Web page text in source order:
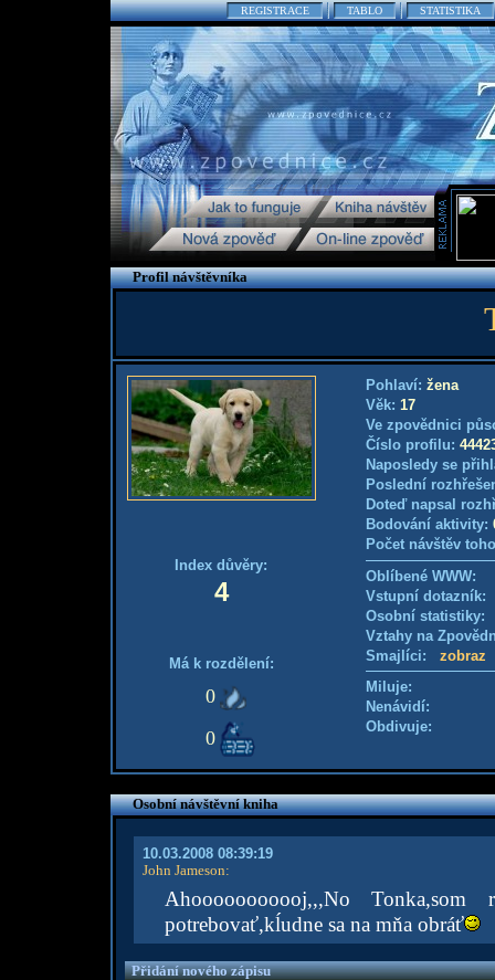
REGISTRACE TABLO STATISTIKA
Profil návštěvníka
Index důvěry:
4
Má k rozdělení:
0
0
Pohlaví: žena
Věk: 17
Ve zpovědnici
Číslo profilu:
Naposledy se
Poslední
Doteď napsal
Bodování aktivity:
Počet návštěv
Oblíbené WWW:
Vstupní
Osobní
Vztahy na
Smajlíci: zobraz
Miluje:
Nenávidí:
Obdivuje:
Osobní návštěvní kniha
10.03.2008 08:39:19
John Jameson:
Ahooooooooooj,,,No
potrebovať,kĺudne sa na mňa obráť
Přidání nového zápisu